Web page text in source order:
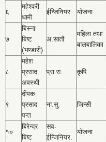
६
महेश्‍वरी
धामी
ईन्जिनियर योजना
७
बिस्‍ना
बिष्‍ट
(भण्डारी)
अ.सातौ
महिला तथा
बालबालिका
८
महेश
प्रसाद
अवस्थी
प्रा.स. कृषि
९
दीपक
प्रसाद
पन्त
ना.सु. जिन्सी
१०
बिरेन्द्र
बिष्‍ट
सव-
ईन्जिनियर.
योजना